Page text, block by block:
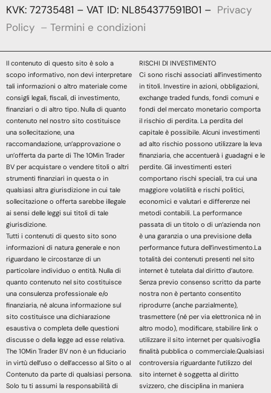
KVK: 72735481 – VAT ID: NL854377591B01 – Privacy
Policy – Termini e condizioni
Il contenuto di questo sito è solo a
scopo informativo, non devi interpretare
tali informazioni o altro materiale come
consigli legali, fiscali, di investimento,
finanziari o di altro tipo. Nulla di quanto
contenuto nel nostro sito costituisce
una sollecitazione, una
raccomandazione, un’approvazione o
un’offerta da parte di The 10Min Trader
BV per acquistare o vendere titoli o altri
strumenti finanziari in questa o in
qualsiasi altra giurisdizione in cui tale
sollecitazione o offerta sarebbe illegale
ai sensi delle leggi sui titoli di tale
giurisdizione.
Tutti i contenuti di questo sito sono
informazioni di natura generale e non
riguardano le circostanze di un
particolare individuo o entità. Nulla di
quanto contenuto nel sito costituisce
una consulenza professionale e/o
finanziaria, né alcuna informazione sul
sito costituisce una dichiarazione
esaustiva o completa delle questioni
discusse o della legge ad esse relativa.
The 10Min Trader BV non è un fiduciario
in virtù dell’uso o dell’accesso al Sito o al
Contenuto da parte di qualsiasi persona.
Solo tu ti assumi la responsabilità di
RISCHI DI INVESTIMENTO
Ci sono rischi associati all’investimento
in titoli. Investire in azioni, obbligazioni,
exchange traded funds, fondi comuni e
fondi del mercato monetario comporta
il rischio di perdita. La perdita del
capitale è possibile. Alcuni investimenti
ad alto rischio possono utilizzare la leva
finanziaria, che accentuerà i guadagni e le
perdite. Gli investimenti esteri
comportano rischi speciali, tra cui una
maggiore volatilità e rischi politici,
economici e valutari e differenze nei
metodi contabili. La performance
passata di un titolo o di un’azienda non
è una garanzia o una previsione della
performance futura dell’investimento.La
totalità dei contenuti presenti nel sito
internet è tutelata dal diritto d’autore.
Senza previo consenso scritto da parte
nostra non è pertanto consentito
riprodurre (anche parzialmente),
trasmettere (né per via elettronica né in
altro modo), modificare, stabilire link o
utilizzare il sito internet per qualsivoglia
finalità pubblica o commerciale.Qualsiasi
controversia riguardante l’utilizzo del
sito internet è soggetta al diritto
svizzero, che disciplina in maniera